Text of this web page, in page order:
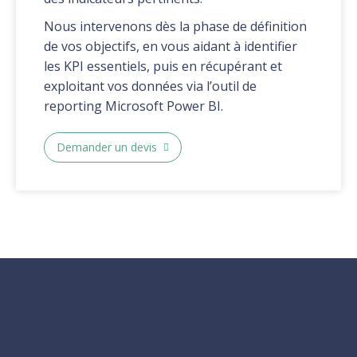
Nous intervenons dès la phase de définition
de vos objectifs, en vous aidant à identifier
les KPI essentiels, puis en récupérant et
exploitant vos données via l’outil de
reporting Microsoft Power BI.
Demander un devis